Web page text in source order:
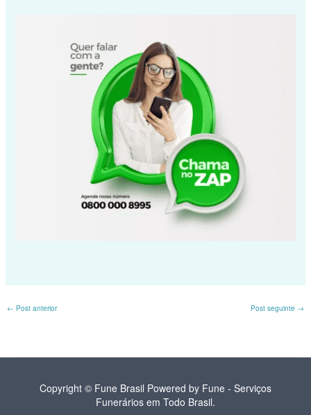
← Post anterior Post seguinte →
Copyright © Fune Brasil Powered by Fune - Serviços
Funerários em Todo Brasil.